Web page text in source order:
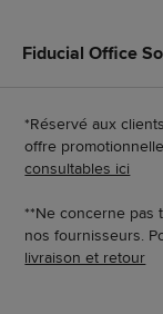
Fiducial Office
*Réservé aux
offre
consultables ici
**Ne concerne pas
nos fournisseurs.
livraison et retour